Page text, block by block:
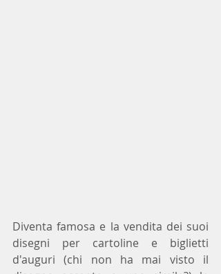
Diventa famosa e la vendita dei suoi
disegni per cartoline e biglietti
d'auguri (chi non ha mai visto il